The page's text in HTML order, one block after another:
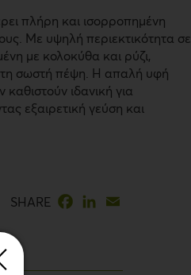
πλήρη και ισορροπημένη
Με υψηλή περιεκτικότητα σε
με κολοκύθα και ρύζι,
τη σωστή πέψη. Η απαλή υφή
ιδανική για
εξαιρετική γεύση και
SHARE Facebook
LinkedIn